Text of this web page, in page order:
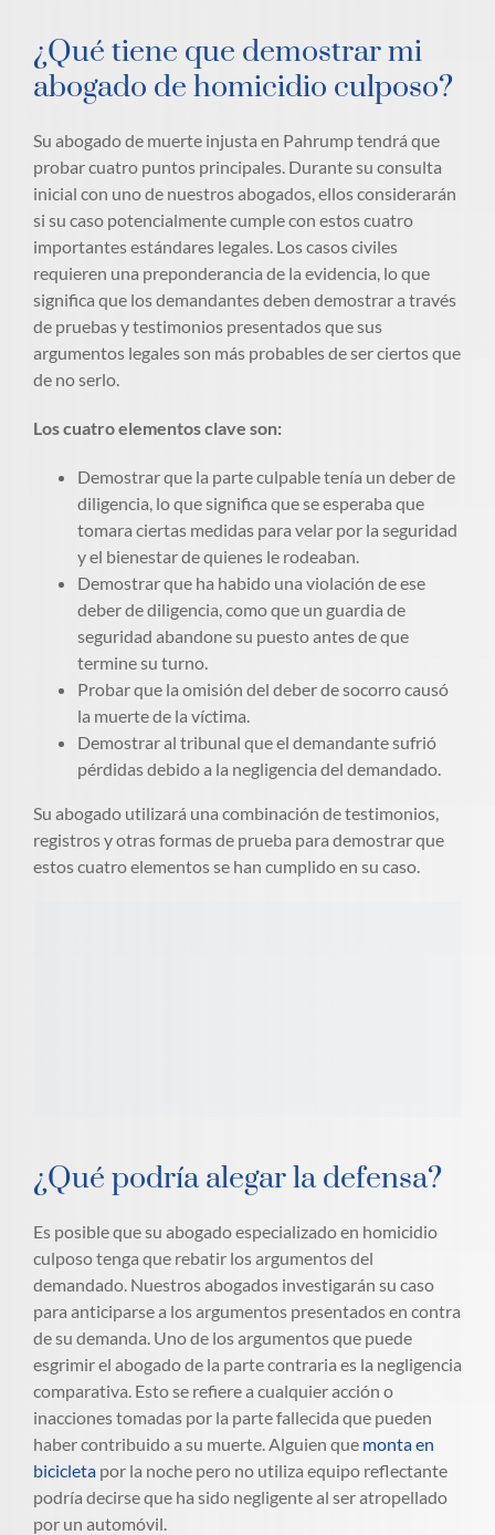
¿Qué tiene que demostrar mi
abogado de homicidio culposo?
Su abogado de muerte injusta en Pahrump tendrá que
probar cuatro puntos principales. Durante su consulta
inicial con uno de nuestros abogados, ellos considerarán
si su caso potencialmente cumple con estos cuatro
importantes estándares legales. Los casos civiles
requieren una preponderancia de la evidencia, lo que
significa que los demandantes deben demostrar a través
de pruebas y testimonios presentados que sus
argumentos legales son más probables de ser ciertos que
de no serlo.
Los cuatro elementos clave son:
Demostrar que la parte culpable tenía un deber de
diligencia, lo que significa que se esperaba que
tomara ciertas medidas para velar por la seguridad
y el bienestar de quienes le rodeaban.
Demostrar que ha habido una violación de ese
deber de diligencia, como que un guardia de
seguridad abandone su puesto antes de que
termine su turno.
Probar que la omisión del deber de socorro causó
la muerte de la víctima.
Demostrar al tribunal que el demandante sufrió
pérdidas debido a la negligencia del demandado.
Su abogado utilizará una combinación de testimonios,
registros y otras formas de prueba para demostrar que
estos cuatro elementos se han cumplido en su caso.
¿Qué podría alegar la defensa?
Es posible que su abogado especializado en homicidio
culposo tenga que rebatir los argumentos del
demandado. Nuestros abogados investigarán su caso
para anticiparse a los argumentos presentados en contra
de su demanda. Uno de los argumentos que puede
esgrimir el abogado de la parte contraria es la negligencia
comparativa. Esto se refiere a cualquier acción o
inacciones tomadas por la parte fallecida que pueden
haber contribuido a su muerte. Alguien que monta en
bicicleta por la noche pero no utiliza equipo reflectante
podría decirse que ha sido negligente al ser atropellado
por un automóvil.